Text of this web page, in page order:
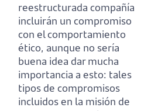
reestructurada compañía
incluirán un compromiso
con el comportamiento
ético, aunque no sería
buena idea dar mucha
importancia a esto: tales
tipos de compromisos
incluidos en la misión de